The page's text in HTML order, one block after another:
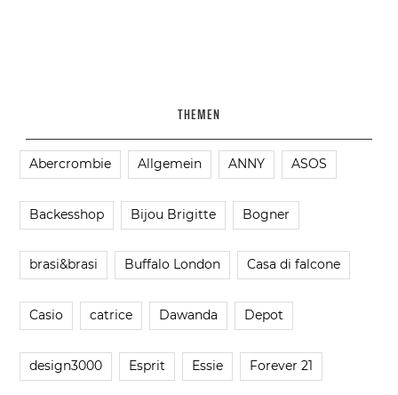
THEMEN
Abercrombie Allgemein ANNY ASOS
Backesshop Bijou Brigitte Bogner
brasi&brasi Buffalo London Casa di falcone
Casio catrice Dawanda Depot
design3000 Esprit Essie Forever 21